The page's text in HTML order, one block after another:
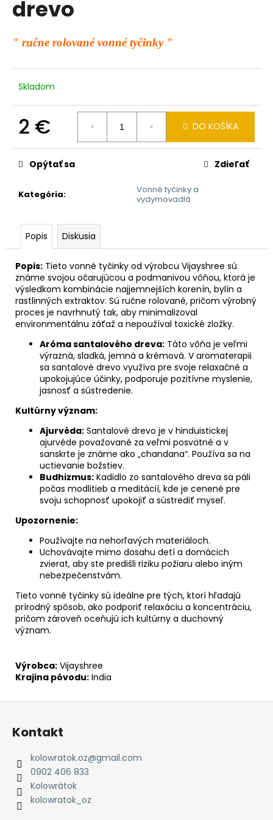
drevo
" ručne rolované vonné tyčinky "
Skladom
2 €
cena:
DO KOŠÍKA
Kategória:
Vonné tyčinky a
vydymovadlá
Opýtať sa Zdieľať
Popis Diskusia
Popis: Tieto vonné tyčinky od výrobcu Vijayshree sú
známe svojou očarujúcou a podmanivou vôňou, ktorá je
výsledkom kombinácie najjemnejších korenín, bylín a
rastlinných extraktov. Sú ručne rolované, pričom výrobný
proces je navrhnutý tak, aby minimalizoval
environmentálnu záťaž a nepoužíval toxické zložky.
Aróma santalového dreva: Táto vôňa je veľmi
výrazná, sladká, jemná a krémová. V aromaterapii
sa santalové drevo využíva pre svoje relaxačné a
upokojujúce účinky, podporuje pozitívne myslenie,
jasnosť a sústredenie.
Kultúrny význam:
Ajurvéda: Santalové drevo je v hinduistickej
ajurvéde považované za veľmi posvätné a v
sanskrte je známe ako „chandana“. Používa sa na
uctievanie božstiev.
Budhizmus: Kadidlo zo santalového dreva sa páli
počas modlitieb a meditácií, kde je cenené pre
svoju schopnosť upokojiť a sústrediť myseľ.
Upozornenie:
Používajte na nehorľavých materiáloch.
Uchovávajte mimo dosahu detí a domácich
zvierat, aby ste predišli riziku požiaru alebo iným
nebezpečenstvám.
Tieto vonné tyčinky sú ideálne pre tých, ktorí hľadajú
prírodný spôsob, ako podporiť relaxáciu a koncentráciu,
pričom zároveň oceňujú ich kultúrny a duchovný
význam.
Výrobca: Vijayshree
Krajina pôvodu: India
á
s
ť
?
HĽADAŤ
O
r
ú
č
a
m
e
PREBUĎ
SVOJU
ENERGIU
Z
Kontakt
kolowratok.oz@gmail.com
0902 406 833
Kolowrátok
kolowratok_oz